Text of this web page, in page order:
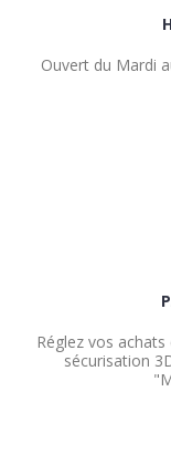
Ouvert du Mardi
Réglez vos
sécurisation